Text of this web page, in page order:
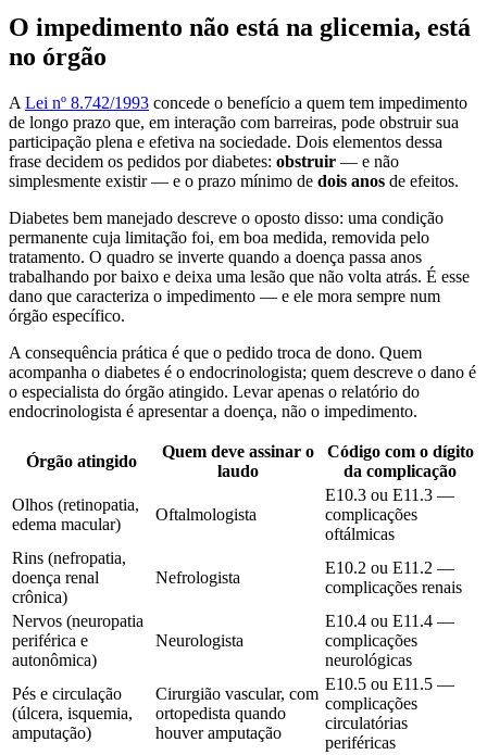
O impedimento não está na glicemia, está
no órgão
A Lei nº 8.742/1993 concede o benefício a quem tem impedimento
de longo prazo que, em interação com barreiras, pode obstruir sua
participação plena e efetiva na sociedade. Dois elementos dessa
frase decidem os pedidos por diabetes: obstruir — e não
simplesmente existir — e o prazo mínimo de dois anos de efeitos.
Diabetes bem manejado descreve o oposto disso: uma condição
permanente cuja limitação foi, em boa medida, removida pelo
tratamento. O quadro se inverte quando a doença passa anos
trabalhando por baixo e deixa uma lesão que não volta atrás. É esse
dano que caracteriza o impedimento — e ele mora sempre num
órgão específico.
A consequência prática é que o pedido troca de dono. Quem
acompanha o diabetes é o endocrinologista; quem descreve o dano é
o especialista do órgão atingido. Levar apenas o relatório do
endocrinologista é apresentar a doença, não o impedimento.
Órgão atingido
Quem deve assinar o
laudo
Código com o dígito
da complicação
Olhos (retinopatia,
edema macular)
Oftalmologista
E10.3 ou E11.3 —
complicações
oftálmicas
Rins (nefropatia,
doença renal
crônica)
Nefrologista
E10.2 ou E11.2 —
complicações renais
Nervos (neuropatia
periférica e
autonômica)
Neurologista
E10.4 ou E11.4 —
complicações
neurológicas
Pés e circulação
(úlcera, isquemia,
amputação)
Cirurgião vascular, com
ortopedista quando
houver amputação
E10.5 ou E11.5 —
complicações
circulatórias
periféricas